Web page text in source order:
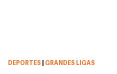
DEPORTES GRANDES LIGAS